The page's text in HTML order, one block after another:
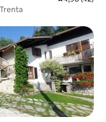
„Odabrali gosti”